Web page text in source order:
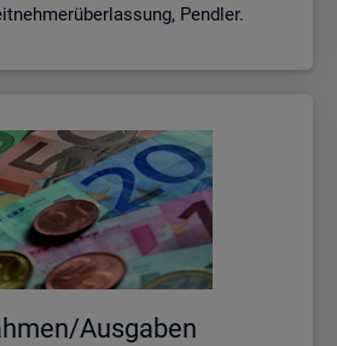
Pendler.
Aus­ga­ben